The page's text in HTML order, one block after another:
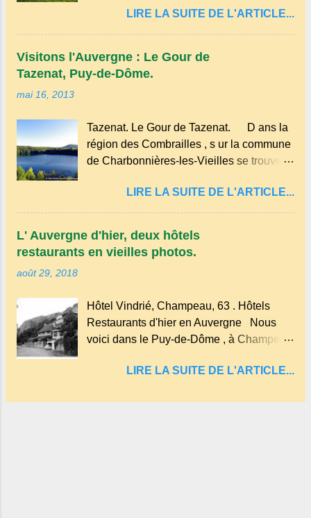
y ajouter du sucre et des fruits comme des
pommes ou des myrtilles. Son nom
pourrait être dérivé du terme occitan
pascada , qui signifie...
trouve un site Bouddhiste, composé de
deux ermitages monastiques, dont le
dit "le Bost" sur la commune de Biollet ,
un des plus importants centres d'Europe.
dresse dans les nuages et brille au
moindre rayon de soleil, attirant le regard.
Bien entouré de verdure, d'un étang,
d'art sacré, d'un jardin des souvenirs tout
cela dans un grand parc arboré.
LIRE LA SUITE DE L'ARTICLE...
Visitons l'Auvergne : Le Gour de
Tazenat, Puy-de-Dôme.
mai 16, 2013
Tazenat. Le Gour de Tazenat. D ans la
région des Combrailles , s ur la commune
de Charbonnières-les-Vieilles se trouve le
(cratère d'explosion) rempli d’eau, appelé
: le Lac de Tazenat ou Tazanat, il est le
premier et le plus au nord de la Chaîne
des Puys qui en compte près de soixante.
En Auvergne on dit : un " Gour " c 'est
Longtemps considéré comme "sans fond"
et en forme d'entonnoir entraînant vers les
entrailles de la terre, les malheureux qui
LIRE LA SUITE DE L'ARTICLE...
L' Auvergne d'hier, deux hôtels
restaurants en vieilles photos.
août 29, 2018
Hôtel Vindrié, Champeau, 63 . Hôtels
Restaurants d'hier en Auvergne Nous
voici dans le Puy-de-Dôme , à Champeau
commune de Servant . L'Hôtel-Restaurant
fritures, ses truites, son jambon de pays et
LIRE LA SUITE DE L'ARTICLE...